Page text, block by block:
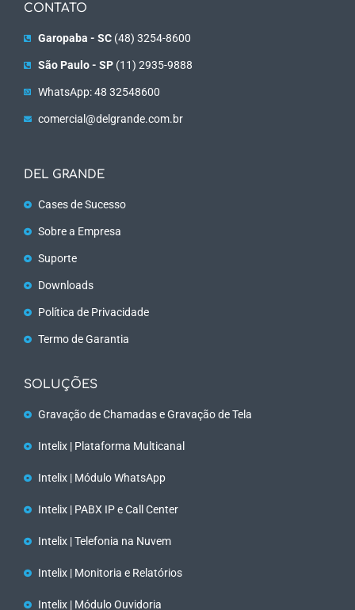
CONTATO
Garopaba - SC(48) 3254-8600
São Paulo - SP(11) 2935-9888
WhatsApp: 48 32548600
comercial@delgrande.com.br
DEL GRANDE
Cases de Sucesso
Sobre a Empresa
Suporte
Downloads
Política de Privacidade
Termo de Garantia
SOLUÇÕES
Gravação de Chamadas e Gravação de Tela
Intelix | Plataforma Multicanal
Intelix | Módulo WhatsApp
Intelix | PABX IP e Call Center
Intelix | Telefonia na Nuvem
Intelix | Monitoria e Relatórios
Intelix | Módulo Ouvidoria